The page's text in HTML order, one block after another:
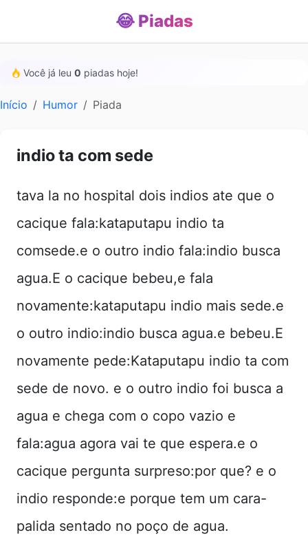
😂 Piadas
Você já leu 0 piadas hoje!
Início Humor Piada
indio ta com sede
tava la no hospital dois indios ate que o
cacique fala:kataputapu indio ta
comsede.e o outro indio fala:indio busca
agua.E o cacique bebeu,e fala
novamente:kataputapu indio mais sede.e
o outro indio:indio busca agua.e bebeu.E
novamente pede:Kataputapu indio ta com
sede de novo. e o outro indio foi busca a
agua e chega com o copo vazio e
fala:agua agora vai te que espera.e o
cacique pergunta surpreso:por que? e o
indio responde:e porque tem um cara-
palida sentado no poço de agua.